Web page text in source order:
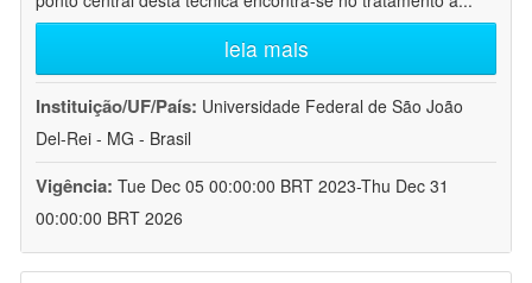
leia mais
Instituição/UF/País: Universidade Federal de São João
Del-Rei - MG - Brasil
Vigência: Tue Dec 05 00:00:00 BRT 2023-Thu Dec 31
00:00:00 BRT 2026